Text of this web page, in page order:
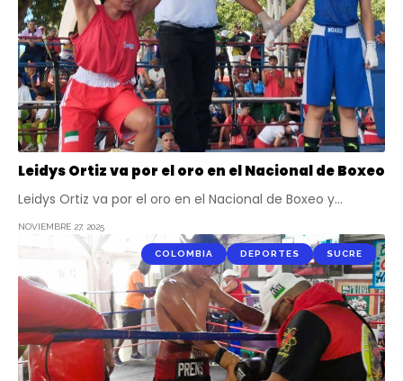
Leidys Ortiz va por el oro en el Nacional de Boxeo
Leidys Ortiz va por el oro en el Nacional de Boxeo y…
NOVIEMBRE 27, 2025
COLOMBIA DEPORTES SUCRE